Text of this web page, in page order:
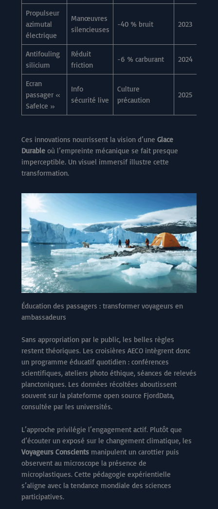
Propulseur
azimutal
électrique
Manœuvres
silencieuses
-40 % bruit 2023
Antifouling
silicium
Réduit
friction
-6 % carburant 2024
Ecran
passager «
SafeIce »
Info
sécurité live
Culture
précaution
2025
Ces innovations nourrissent la vision d’une Glace
Durable où l’empreinte mécanique se fait presque
imperceptible. Un visuel immersif illustre cette
transformation.
Éducation des passagers : transformer voyageurs en
ambassadeurs
Sans appropriation par le public, les belles règles
restent théoriques. Les croisières AECO intègrent donc
un programme éducatif quotidien : conférences
scientifiques, ateliers photo éthique, séances de relevés
planctoniques. Les données récoltées aboutissent
souvent sur la plateforme open source FjordData,
consultée par les universités.
L’approche privilégie l’engagement actif. Plutôt que
d’écouter un exposé sur le changement climatique, les
Voyageurs Conscients manipulent un carottier puis
observent au microscope la présence de
microplastiques. Cette pédagogie expérientielle
s’aligne avec la tendance mondiale des sciences
participatives.